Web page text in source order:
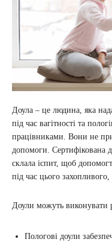
Доула – це людина, яка
під час вагітності та
працівниками. Вони не
допомоги. Сертифікована
склала іспит, щоб
під час цього захопливого,
Доули можуть виконувати
Пологові доули